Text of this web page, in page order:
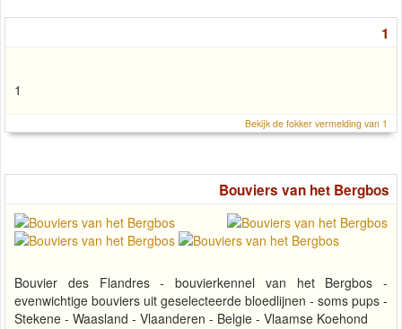
1
1
Bekijk de fokker vermelding van 1
Bouviers van het Bergbos
Bouvier des Flandres - bouvierkennel van het Bergbos -
evenwichtige bouviers uit geselecteerde bloedlijnen - soms pups -
Stekene - Waasland - Vlaanderen - Belgie - Vlaamse Koehond